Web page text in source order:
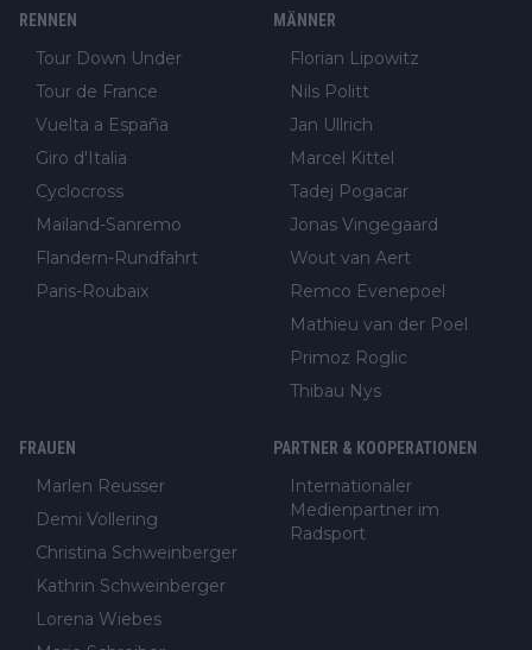
RENNEN
Tour Down Under
Tour de France
Vuelta a España
Giro d'Italia
Cyclocross
Mailand-Sanremo
Flandern-Rundfahrt
Paris-Roubaix
MÄNNER
Florian Lipowitz
Nils Politt
Jan Ullrich
Marcel Kittel
Tadej Pogacar
Jonas Vingegaard
Wout van Aert
Remco Evenepoel
Mathieu van der Poel
Primoz Roglic
Thibau Nys
FRAUEN
Marlen Reusser
Demi Vollering
Christina Schweinberger
Kathrin Schweinberger
Lorena Wiebes
PARTNER & KOOPERATIONEN
Internationaler
Medienpartner im
Radsport